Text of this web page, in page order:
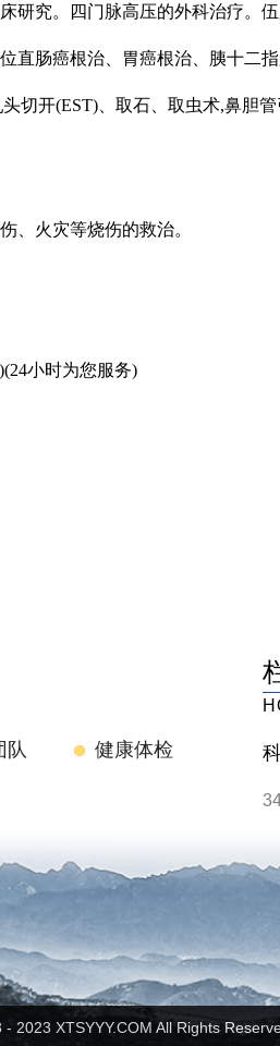
究。四门脉高压的外科治疗。
直肠癌根治、胃癌根治、胰十二指
切开(EST)、取石、取虫术,鼻胆
、火灾等烧伤的救治。
小时为您服务)
队
健康体检
2023 XTSYYY.COM All Rights